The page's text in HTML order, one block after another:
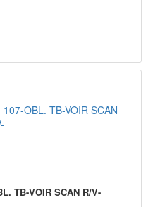
TB-VOIR SCAN R/V-